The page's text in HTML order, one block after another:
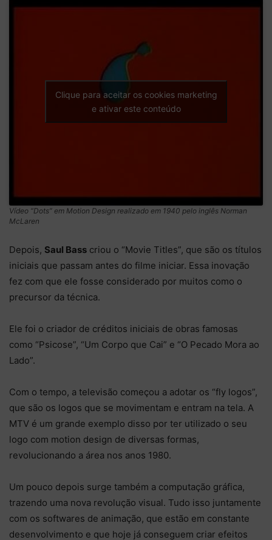
Clique para aceitar os cookies marketing
e ativar este conteúdo
Vídeo “Dots” em Motion Design realizado em 1940 pelo inglês Norman
McLaren
Depois, Saul Bass criou o “Movie Titles”, que são os títulos
iniciais que passam antes do filme iniciar. Essa inovação
fez com que ele fosse considerado por muitos como o
precursor da técnica.
Ele foi o criador de créditos iniciais de obras famosas
como “Psicose”, “Um Corpo que Cai” e “O Pecado Mora ao
Lado”.
Com o tempo, a televisão começou a adotar os “fly logos”,
que são os logos que se movimentam e entram na tela. A
MTV é um grande exemplo disso por ter utilizado o seu
logo com motion design de diversas formas,
revolucionando a área nos anos 1980.
Um pouco depois surge também a computação gráfica,
trazendo uma nova revolução visual. Tudo isso juntamente
com os softwares de animação, que estão em constante
desenvolvimento e que hoje já conseguem criar efeitos